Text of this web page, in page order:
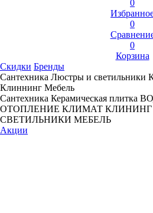
0
0
0
Корзина
Скидки Бренды
Сантехника Люстры и светильники
Клиннинг Мебель
Сантехника Керамическая плитка
ОТОПЛЕНИЕ КЛИМАТ КЛИНИНГ
СВЕТИЛЬНИКИ МЕБЕЛЬ
Акции